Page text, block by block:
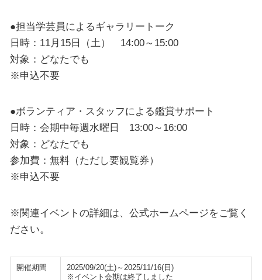
●担当学芸員によるギャラリートーク
日時：11月15日（土） 14:00～15:00
対象：どなたでも
※申込不要
●ボランティア・スタッフによる鑑賞サポート
日時：会期中毎週水曜日 13:00～16:00
対象：どなたでも
参加費：無料（ただし要観覧券）
※申込不要
※関連イベントの詳細は、公式ホームページをご覧く
ださい。
開催期間
2025/09/20(土)～2025/11/16(日)
※イベント会期は終了しました